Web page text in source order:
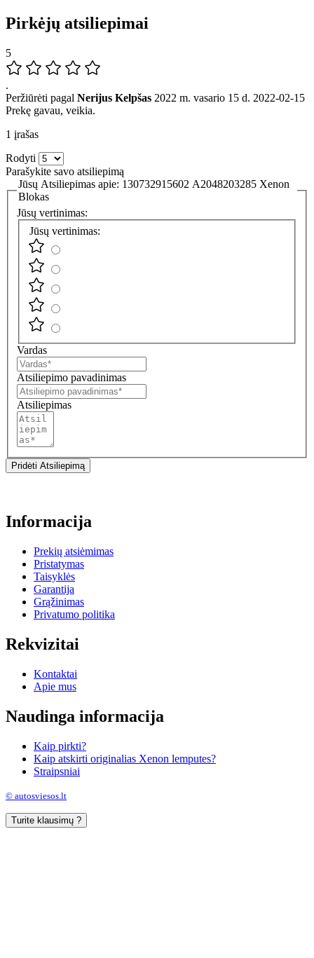
Pirkėjų atsiliepimai
5
.
Peržiūrėti pagal Nerijus Kelpšas 2022 m. vasario 15 d. 2022-02-15
Prekę gavau, veikia.
1 įrašas
Rodyti
Parašykite savo atsiliepimą
Jūsų Atsiliepimas apie: 130732915602 A2048203285 Xenon
Blokas
Jūsų vertinimas:
Jūsų vertinimas:
Vardas
Atsiliepimo pavadinimas
Atsiliepimas
Pridėti Atsiliepimą
Informacija
Prekių atsiėmimas
Pristatymas
Taisyklės
Garantija
Grąžinimas
Privatumo politika
Rekvizitai
Kontaktai
Apie mus
Naudinga informacija
Kaip pirkti?
Kaip atskirti originalias Xenon lemputes?
Straipsniai
© autosviesos.lt
Turite klausimų ?